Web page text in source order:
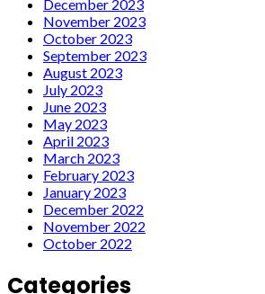
December 2023
November 2023
October 2023
September 2023
August 2023
July 2023
June 2023
May 2023
April 2023
March 2023
February 2023
January 2023
December 2022
November 2022
October 2022
Categories